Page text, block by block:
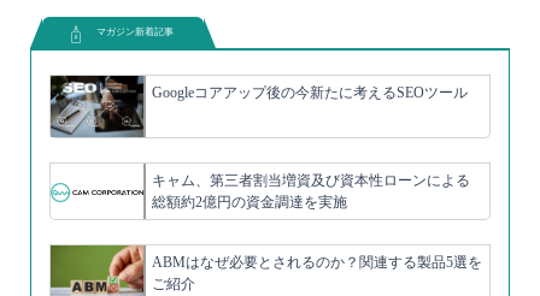
マガジン新着記事
Googleコアアップ後の今新たに考えるSEOツール
キャム、第三者割当増資及び資本性ローンによる
総額約2億円の資金調達を実施
ABMはなぜ必要とされるのか？関連する製品5選を
ご紹介